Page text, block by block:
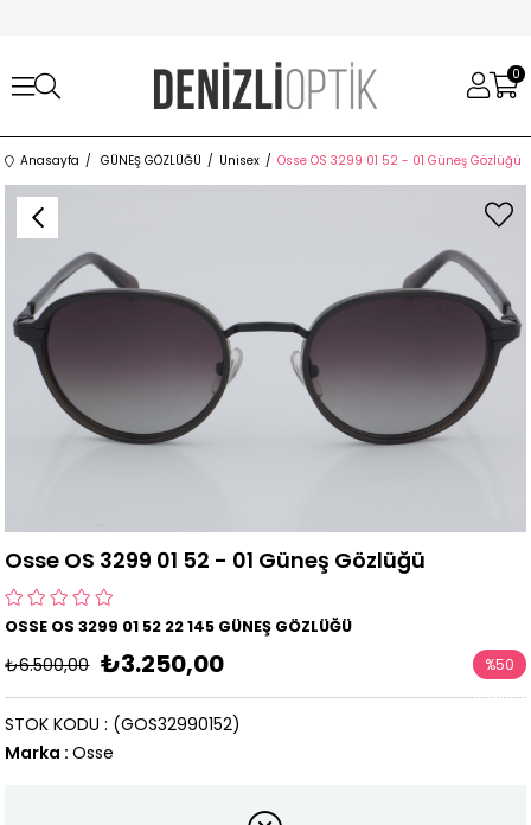
0
Anasayfa GÜNEŞ GÖZLÜĞÜ Unisex Osse OS 3299 01 52 - 01 Güneş Gözlüğü
Osse OS 3299 01 52 - 01 Güneş Gözlüğü
OSSE OS 3299 01 52 22 145 GÜNEŞ GÖZLÜĞÜ
₺6.500,00 ₺3.250,00 %50
İndirim
(GOS32990152)
STOK KODU
Marka : Osse